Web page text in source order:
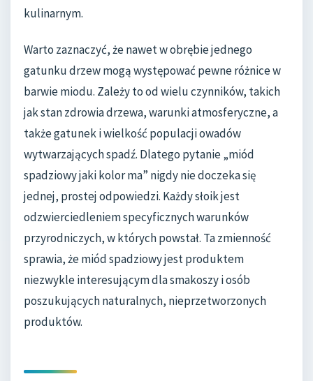
kulinarnym.
Warto zaznaczyć, że nawet w obrębie jednego
gatunku drzew mogą występować pewne różnice w
barwie miodu. Zależy to od wielu czynników, takich
jak stan zdrowia drzewa, warunki atmosferyczne, a
także gatunek i wielkość populacji owadów
wytwarzających spadź. Dlatego pytanie „miód
spadziowy jaki kolor ma” nigdy nie doczeka się
jednej, prostej odpowiedzi. Każdy słoik jest
odzwierciedleniem specyficznych warunków
przyrodniczych, w których powstał. Ta zmienność
sprawia, że miód spadziowy jest produktem
niezwykle interesującym dla smakoszy i osób
poszukujących naturalnych, nieprzetworzonych
produktów.